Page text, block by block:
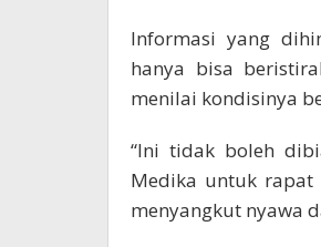
Informasi yang
hanya bisa
menilai kondisinya
“Ini tidak boleh
Medika untuk
menyangkut nyawa